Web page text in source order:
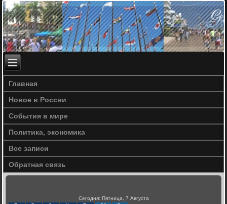
Главная
Новое в России
События в мире
Политика, экономика
Все записи
Обратная связь
Сегодня: Пятница, 7 Августа